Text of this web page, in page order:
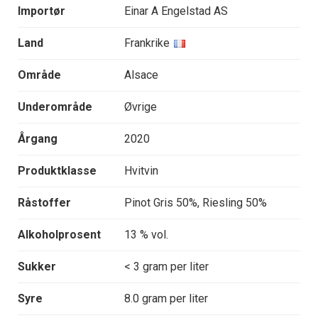
Importør Einar A Engelstad AS
Land Frankrike
Område Alsace
Underområde Øvrige
Årgang 2020
Produktklasse Hvitvin
Råstoffer Pinot Gris 50%, Riesling 50%
Alkoholprosent 13 % vol.
Sukker < 3 gram per liter
Syre 8.0 gram per liter